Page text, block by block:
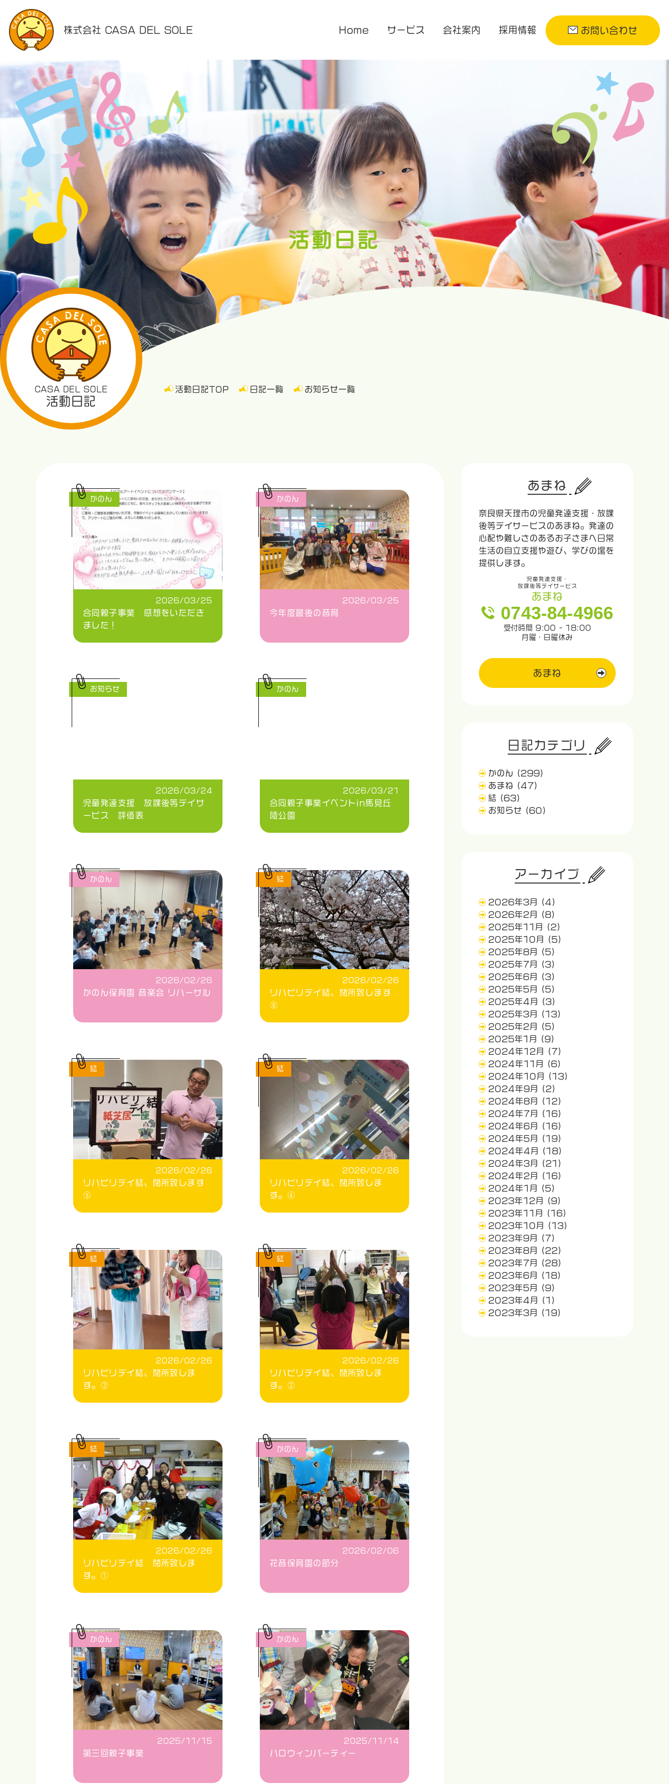
株式会社 CASA DEL SOLE Home サービス
企業主導型保育園
花音保育園
医療的ケア対応型児童発達支援
放課後等デイサービス
あまね
会社案内 採用情報 お問い合わせ
活動日記
CASA DEL SOLE
活動日記
活動日記TOP 日記一覧 お知らせ一覧
2026/03/25
合同親子事業 感想をいただき
ました！
かのん
2026/03/25
今年度最後の音育
かのん
2026/03/24
児童発達支援 放課後等デイサ
ービス 評価表
お知らせ
2026/03/21
合同親子事業イベントin馬見丘
陵公園
かのん
2026/02/26
かのん保育園 音楽会 リハーサル
かのん
2026/02/26
リハビリデイ結、閉所致します
⑥
結
2026/02/26
リハビリデイ結、閉所致します
⑤
結
2026/02/26
リハビリデイ結、閉所致しま
す。④
結
2026/02/26
リハビリデイ結、閉所致しま
す。③
結
2026/02/26
リハビリデイ結、閉所致しま
す。②
結
2026/02/26
リハビリデイ結 閉所致しま
す。①
結
2026/02/06
花音保育園の節分
かのん
2025/11/15
第三回親子事業
かのん
2025/11/14
ハロウィンパーティー
かのん
あまね
奈良県天理市の児童発達支援・放課
後等デイサービスのあまね。発達の
心配や難しさのあるお子さまへ日常
生活の自立支援や遊び、学びの場を
提供します。
児童発達支援・
放課後等デイサービス
あまね
0743-84-4966
受付時間 9:00 - 18:00
月曜・日曜休み
あまね
日記カテゴリ
かのん
(299)
あまね
(47)
結 (63)
お知らせ
(60)
アーカイブ
2026年3月
(4)
2026年2月
(8)
2025年11月
(2)
2025年10月
(5)
2025年8月
(5)
2025年7月
(3)
2025年6月
(3)
2025年5月
(5)
2025年4月
(3)
2025年3月
(13)
2025年2月
(5)
2025年1月
(9)
2024年12月
(7)
2024年11月
(6)
2024年10月
(13)
2024年9月
(2)
2024年8月
(12)
2024年7月
(16)
2024年6月
(16)
2024年5月
(19)
2024年4月
(18)
2024年3月
(21)
2024年2月
(16)
2024年1月
(5)
2023年12月
(9)
2023年11月
(16)
2023年10月
(13)
2023年9月
(7)
2023年8月
(22)
2023年7月
(28)
2023年6月
(18)
2023年5月
(9)
2023年4月
(1)
2023年3月
(19)